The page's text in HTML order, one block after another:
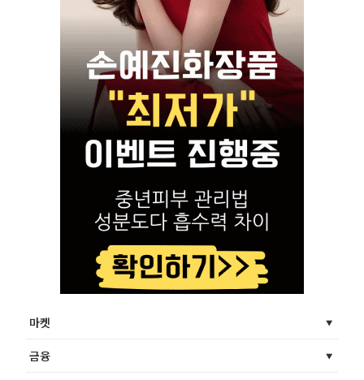
마켓
금융